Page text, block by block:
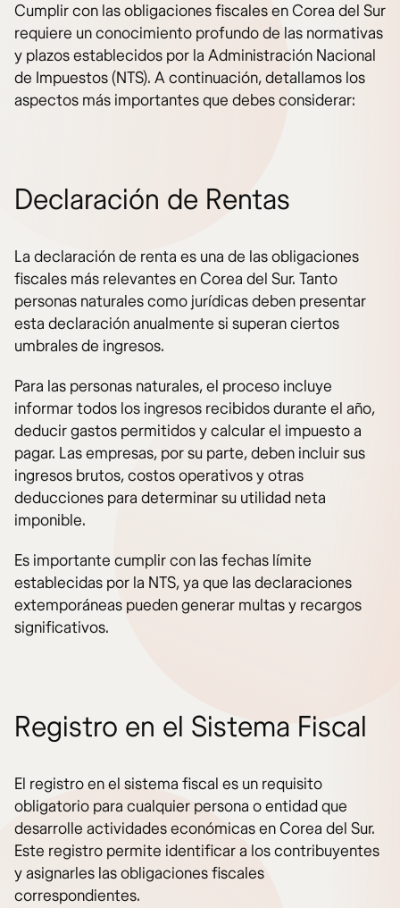
Cumplir con las obligaciones fiscales en Corea del Sur
requiere un conocimiento profundo de las normativas
y plazos establecidos por la Administración Nacional
de Impuestos (NTS). A continuación, detallamos los
aspectos más importantes que debes considerar:
Declaración de Rentas
La declaración de renta es una de las obligaciones
fiscales más relevantes en Corea del Sur. Tanto
personas naturales como jurídicas deben presentar
esta declaración anualmente si superan ciertos
umbrales de ingresos.
Para las personas naturales, el proceso incluye
informar todos los ingresos recibidos durante el año,
deducir gastos permitidos y calcular el impuesto a
pagar. Las empresas, por su parte, deben incluir sus
ingresos brutos, costos operativos y otras
deducciones para determinar su utilidad neta
imponible.
Es importante cumplir con las fechas límite
establecidas por la NTS, ya que las declaraciones
extemporáneas pueden generar multas y recargos
significativos.
Registro en el Sistema Fiscal
El registro en el sistema fiscal es un requisito
obligatorio para cualquier persona o entidad que
desarrolle actividades económicas en Corea del Sur.
Este registro permite identificar a los contribuyentes
y asignarles las obligaciones fiscales
correspondientes.